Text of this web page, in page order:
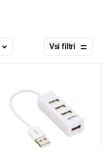
Vsi filtri